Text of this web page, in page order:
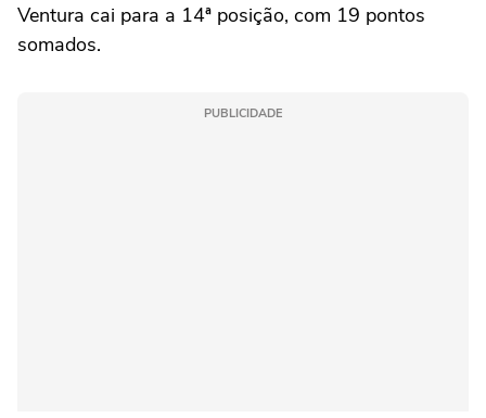
Ventura cai para a 14ª posição, com 19 pontos
somados.
PUBLICIDADE